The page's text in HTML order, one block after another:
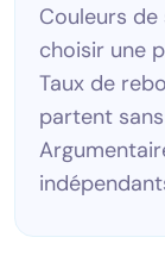
Couleurs
choisir une
Taux de
partent